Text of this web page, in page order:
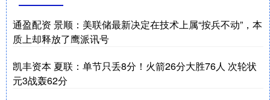
通盈配资 景顺：美联储最新决定在技术上属“按兵不动”，本
质上却释放了鹰派讯号
凯丰资本 夏联：单节只丢8分！火箭26分大胜76人 次轮状
元3战轰62分